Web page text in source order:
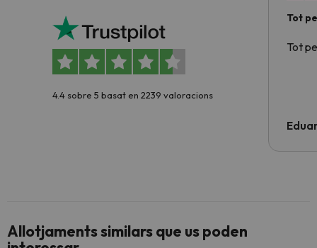
4.4 sobre 5 basat en 2239 valoracions
Tot
Tot
Allotjaments similars que us poden